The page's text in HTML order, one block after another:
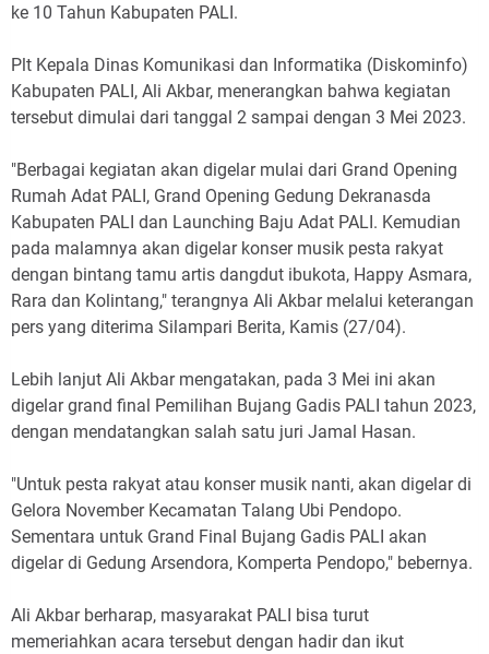
ke 10 Tahun Kabupaten PALI.
Plt Kepala Dinas Komunikasi dan Informatika (Diskominfo)
Kabupaten PALI, Ali Akbar, menerangkan bahwa kegiatan
tersebut dimulai dari tanggal 2 sampai dengan 3 Mei 2023.
"Berbagai kegiatan akan digelar mulai dari Grand Opening
Rumah Adat PALI, Grand Opening Gedung Dekranasda
Kabupaten PALI dan Launching Baju Adat PALI. Kemudian
pada malamnya akan digelar konser musik pesta rakyat
dengan bintang tamu artis dangdut ibukota, Happy Asmara,
Rara dan Kolintang," terangnya Ali Akbar melalui keterangan
pers yang diterima Silampari Berita, Kamis (27/04).
Lebih lanjut Ali Akbar mengatakan, pada 3 Mei ini akan
digelar grand final Pemilihan Bujang Gadis PALI tahun 2023,
dengan mendatangkan salah satu juri Jamal Hasan.
"Untuk pesta rakyat atau konser musik nanti, akan digelar di
Gelora November Kecamatan Talang Ubi Pendopo.
Sementara untuk Grand Final Bujang Gadis PALI akan
digelar di Gedung Arsendora, Komperta Pendopo," bebernya.
Ali Akbar berharap, masyarakat PALI bisa turut
memeriahkan acara tersebut dengan hadir dan ikut